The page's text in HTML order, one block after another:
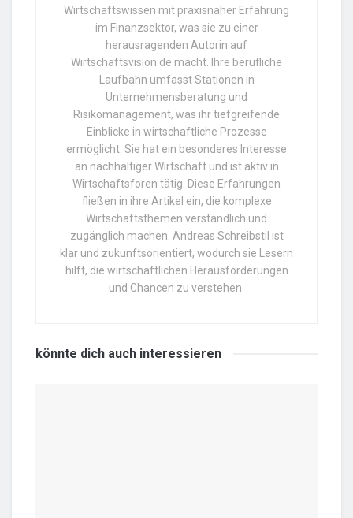
Wirtschaftswissen mit praxisnaher Erfahrung
im Finanzsektor, was sie zu einer
herausragenden Autorin auf
Wirtschaftsvision.de macht. Ihre berufliche
Laufbahn umfasst Stationen in
Unternehmensberatung und
Risikomanagement, was ihr tiefgreifende
Einblicke in wirtschaftliche Prozesse
ermöglicht. Sie hat ein besonderes Interesse
an nachhaltiger Wirtschaft und ist aktiv in
Wirtschaftsforen tätig. Diese Erfahrungen
fließen in ihre Artikel ein, die komplexe
Wirtschaftsthemen verständlich und
zugänglich machen. Andreas Schreibstil ist
klar und zukunftsorientiert, wodurch sie Lesern
hilft, die wirtschaftlichen Herausforderungen
und Chancen zu verstehen.
könnte dich auch interessieren